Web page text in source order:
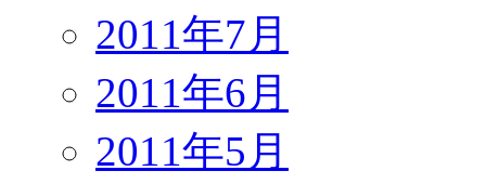
2011年7月
2011年6月
2011年5月